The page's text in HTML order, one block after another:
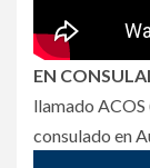
EN
llamado
consulado en